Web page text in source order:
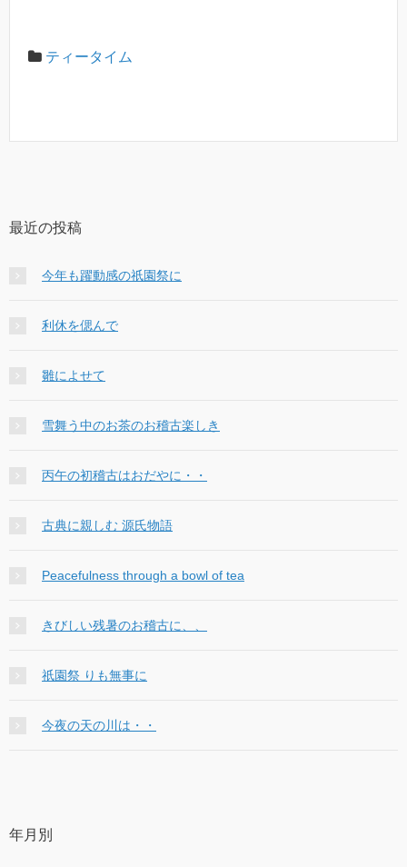
ティータイム
最近の投稿
今年も躍動感の祇園祭に
利休を偲んで
雛によせて
雪舞う中のお茶のお稽古楽しき
丙午の初稽古はおだやに・・
古典に親しむ 源氏物語
Peacefulness through a bowl of tea
きびしい残暑のお稽古に、、
祇園祭 りも無事に
今夜の天の川は・・
年月別